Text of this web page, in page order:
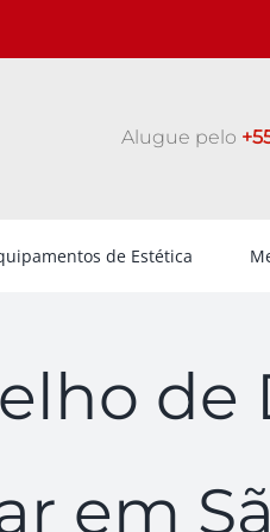
Alugue pelo
de Estética
de
em